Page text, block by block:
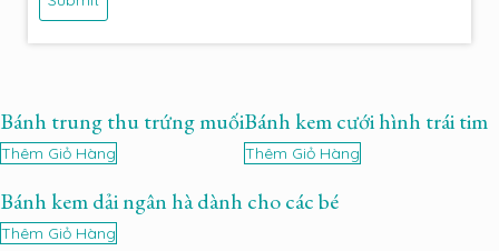
Bánh trung thu trứng muối
Thêm Giỏ Hàng
Bánh kem cưới hình trái tim
Thêm Giỏ Hàng
Bánh kem dải ngân hà dành cho các bé
Thêm Giỏ Hàng